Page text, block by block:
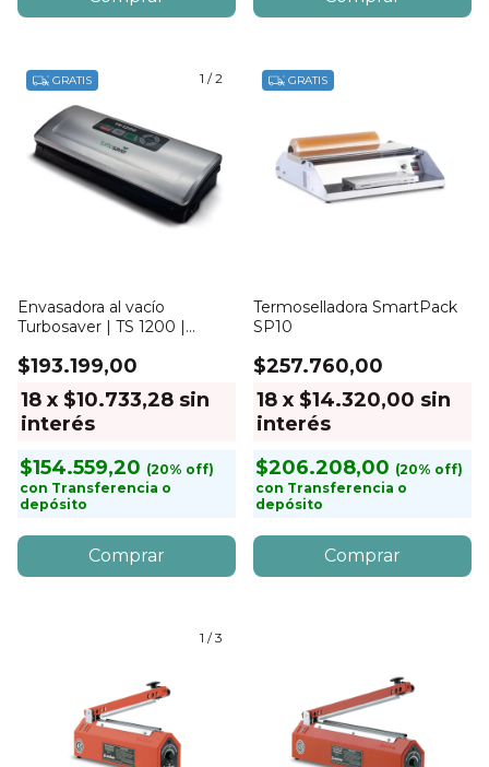
1 /2
GRATIS
Envasadora al vacío
Turbosaver | TS 1200 |
$193.199,00
18 x $10.733,28 sin
interés
$154.559,20
con Transferencia o
depósito
GRATIS
Termoselladora SmartPack
SP10
$257.760,00
18 x $14.320,00 sin
interés
$206.208,00
con Transferencia o
depósito
1 /3